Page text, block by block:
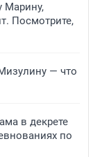
Марину,
Посмотрите,
— что
в декрете
по